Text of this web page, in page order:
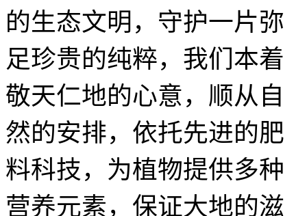
的生态文明，守护一片弥
足珍贵的纯粹，我们本着
敬天仁地的心意，顺从自
然的安排，依托先进的肥
料科技，为植物提供多种
营养元素，保证大地的滋